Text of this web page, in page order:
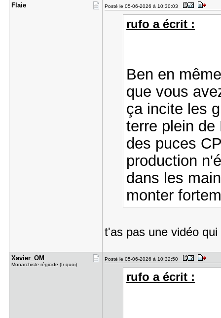
Flaie Posté le 05-06-2026 à 10:30:03
rufo a écrit :
Ben en
que vous
ça incite les
terre plein de
des puces
production
dans les
monter
t'as pas une vidéo
Xavier_OM
Monarchiste régicide (fr quoi)
Posté le 05-06-2026 à 10:32:50
rufo a écrit :